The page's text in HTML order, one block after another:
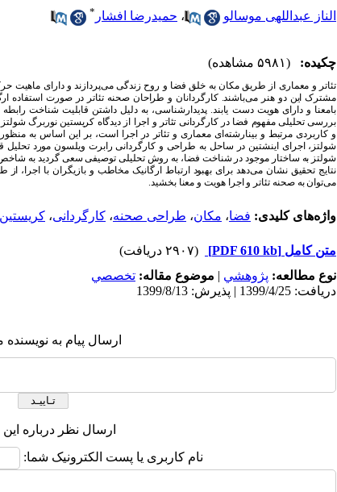
الناز عبداللهی موسالو ، حمیدرضا افشار *
چکیده: (۵۹۸۱ مشاهده)
تئاتر و معماری از طریق مکان به خلق فضا و روح زندگی میپردازند و دارای ماهیت
مشترک این دو هنر میباشند. کارگردانان و طراحان صحنه تئاتر در صورت استفاده
بامعنا و دارای هویت دست یابند. پدیدارشناسی، به دلیل داشتن قابلیت شناخت
بررسی تحلیلی مفهوم فضا در کارگردانی تئاتر و اجرا از دیدگاه کریستین نوربرگ
و کاربردی مرتبط و بینارشته ای معماری و تئاتر در اجرا است، بر این اساس به
شولتز، اجرای اینشتین در ساحل به طراحی و کارگردانی رابرت ویلسون مورد
شولتز به ساختار موجود در شناخت فضا، به روش تحلیلی توصیفی سعی گردید به
نتایج تحقیق نشان میدهد برای بهبود ارتباط ارگانیک مخاطب و بازیگران با اجرا،
میتوان به صحنه تئاتر و اجرا هویت و معنا بخشید.
واژه‌های کلیدی: فضا، مکان، طراحی صحنه، کارگردانی،
متن کامل [PDF 610 kb]
(۲۹۰۷ دریافت)
نوع مطالعه: پژوهشي | موضوع مقاله: تخصصي
دریافت: 1399/4/25 | پذیرش: 1399/8/13
ارسال پیام به
ارسال نظر درباره این
نام کاربری یا پست الکترونیک شما: